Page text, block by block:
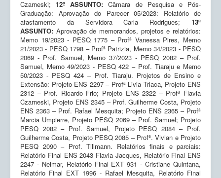
Czarneski;12º ASSUNTO:Câmara de Pesquisa e Pós-
Graduação: Aprovação do Parecer 05/2023: Relatório de
afastamento da Servidora Carla Rodrigues; 13º
ASSUNTO: Aprovação de memorandos, projetos e relatórios:
Memo 19/2023 - PESQ 1775 – Profª Vanessa Pires, Memo
21/2023 - PESQ 1798 – Profª Patrizia, Memo 34/2023 - PESQ
2069 - Prof. Samuel, Memo 37/2023 - PESQ 2082 – Prof.
Samuel, Memo 49/2023 - PESQ 422 – Prof. Tiaraju e Memo
50/2023 - PESQ 424 – Prof. Tiaraju. Projetos de Ensino e
Extensão: Projeto ENS 2297 – Profª Livia Triaca, Projeto ENS
2312 – Prof. Ricardo Frio; Projeto ENS 2322 – Profª Flavia
Czarneski, Projeto ENS 2345 – Prof. Guilherme Costa, Projeto
ENS 2363 – Prof. Rafael Mesquita; Projeto ENS 2365 – Profª
Marcia Umpierre, Projeto PESQ 2069 – Prof. Samuel; Projeto
PESQ 2082 – Prof. Samuel, Projeto PESQ 2084 – Prof.
Guilherme Costa, Projeto PESQ 2085 – Profª. Vivian e Projeto
PESQ 2090 – Prof. Tillmann. Relatórios finais e parciais:
Relatório Final ENS 2043 Flavia Jacques, Relatório Final ENS
2247 - Neimar, Relatório Final EXT 931 - Cristiane Quintana,
Relatório Final EXT 1996 - Rafael Mesquita, Relatório Final